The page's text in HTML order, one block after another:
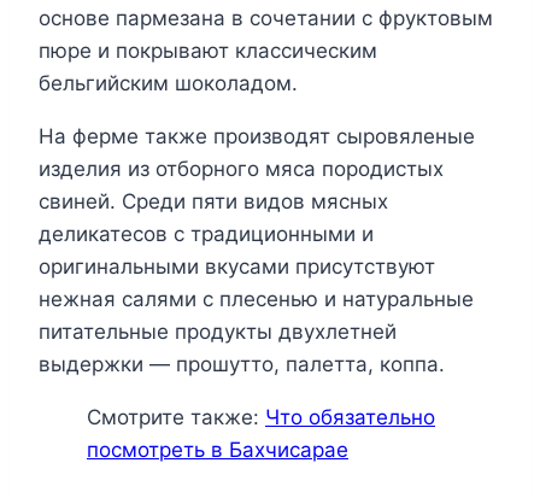
основе пармезана в сочетании с фруктовым
пюре и покрывают классическим
бельгийским шоколадом.
На ферме также производят сыровяленые
изделия из отборного мяса породистых
свиней. Среди пяти видов мясных
деликатесов с традиционными и
оригинальными вкусами присутствуют
нежная салями с плесенью и натуральные
питательные продукты двухлетней
выдержки — прошутто, палетта, коппа.
Смотрите также: Что обязательно
посмотреть в Бахчисарае